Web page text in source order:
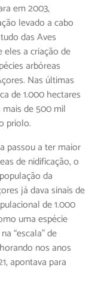
em 2003,
levado a cabo
das Aves
eles a criação de
arbóreas
Nas últimas
de 1.000 hectares
de 500 mil
priolo.
passou a ter maior
de nidificação, o
da
já dava sinais de
de 1.000
uma espécie
“escala” de
nos anos
apontava para